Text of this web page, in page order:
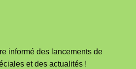
informé des lancements de
et des actualités !